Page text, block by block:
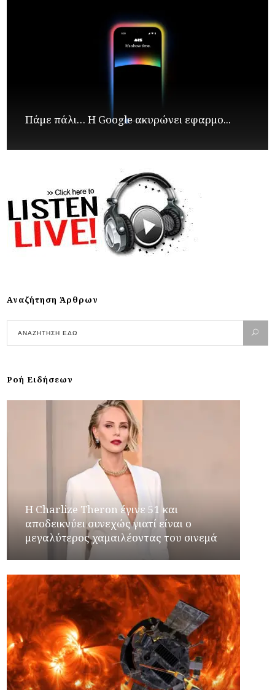
Πάμε πάλι… Η Google ακυρώνει εφαρμο...
Αναζήτηση Άρθρων
Ροή Ειδήσεων
Η Charlize Theron έγινε 51 και
αποδεικνύει συνεχώς γιατί είναι ο
μεγαλύτερος χαμαιλέοντας του σινεμά